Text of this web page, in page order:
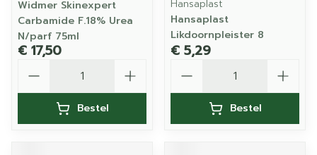
Widmer Skinexpert
Carbamide F.18% Urea
N/parf 75ml
€ 17,50
Bestel
Hansaplast
Hansaplast
Likdoornpleister 8
€ 5,29
Bestel